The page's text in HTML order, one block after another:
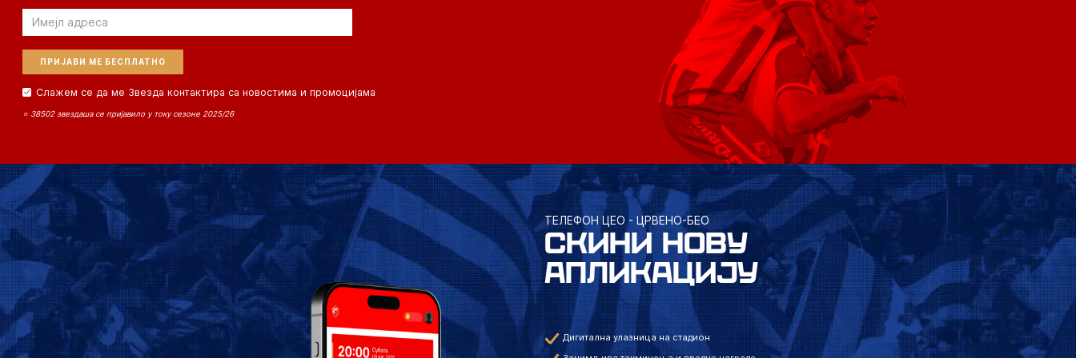
Email
Слажем се да ме Звезда контактира са новостима и промоцијама
⭐ 38502 звездаша се пријавило у току сезоне 2025/26
ТЕЛЕФОН ЦЕО - ЦРВЕНО-БЕО
СКИНИ НОВУ
АПЛИКАЦИЈУ
Дигитална улазница на стадион